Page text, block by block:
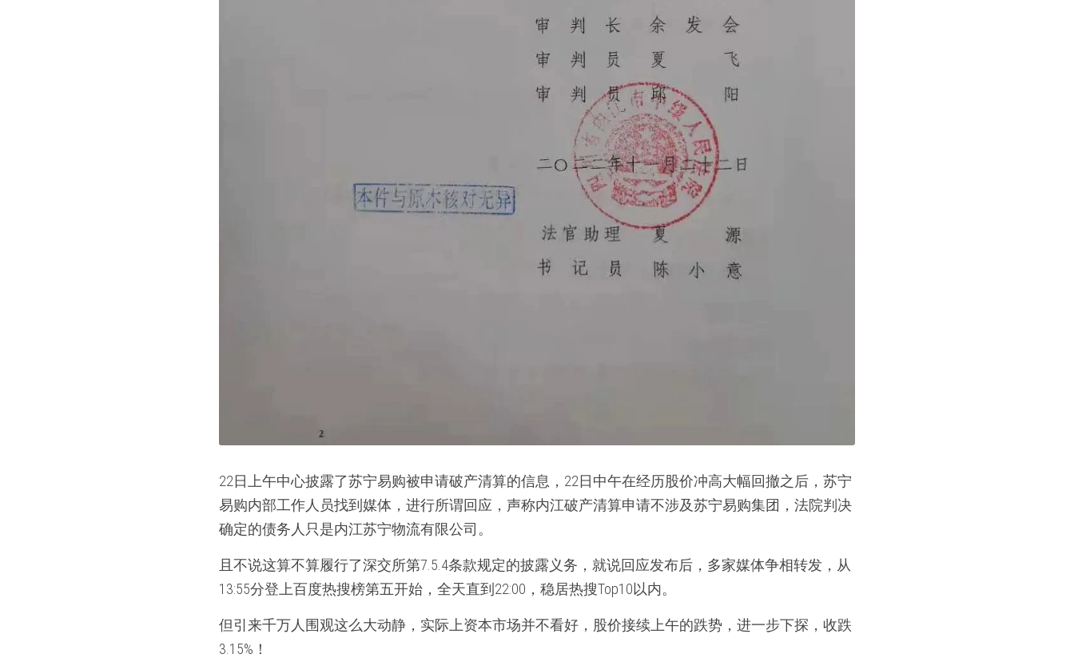
22日上午中心披露了苏宁易购被申请破产清算的信息，22日中午在经历股价冲高大幅回撤之后，苏宁
易购内部工作人员找到媒体，进行所谓回应，声称内江破产清算申请不涉及苏宁易购集团，法院判决
确定的债务人只是内江苏宁物流有限公司。
且不说这算不算履行了深交所第7.5.4条款规定的披露义务，就说回应发布后，多家媒体争相转发，从
13:55分登上百度热搜榜第五开始，全天直到22:00，稳居热搜Top10以内。
但引来千万人围观这么大动静，实际上资本市场并不看好，股价接续上午的跌势，进一步下探，收跌
3.15%！